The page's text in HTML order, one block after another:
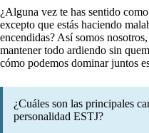
¿Alguna vez te has sentido
excepto que estás haciendo
encendidas? Así somos
mantener todo ardiendo sin
cómo podemos dominar juntos
¿Cuáles son las principales
personalidad ESTJ?